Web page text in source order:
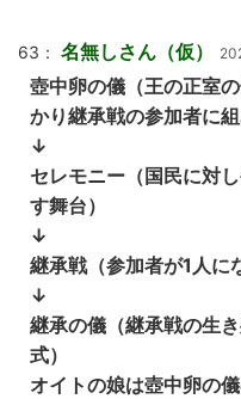
63： 名無しさん（仮）
壺中卵の儀（王の正室
かり継承戦の参加者に組
↓
セレモニー（国民に対
す舞台）
↓
継承戦（参加者が1人に
↓
継承の儀（継承戦の生
式）
オイトの娘は壺中卵の